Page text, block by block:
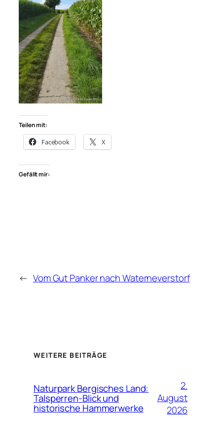
Teilen mit:
Facebook X
Gefällt mir:
← Vom Gut Panker nach Waterneverstorf
WEITERE BEITRÄGE
Naturpark Bergisches Land:
Talsperren-Blick und
historische Hammerwerke
2.
August
2026